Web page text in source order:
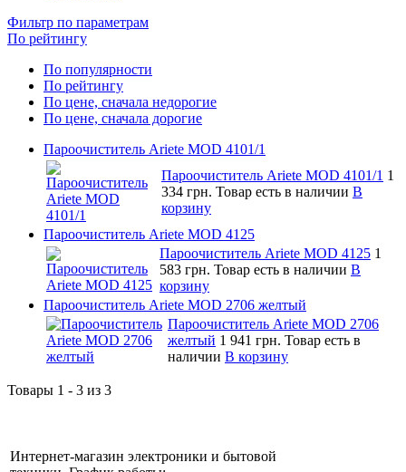
Фильтр по параметрам
По рейтингу
По популярности
По рейтингу
По цене, сначала недорогие
По цене, сначала дорогие
Пароочиститель Ariete MOD 4101/1
Пароочиститель Ariete MOD 4101/1 1
334 грн. Товар есть в наличии В
корзину
Пароочиститель Ariete MOD 4125
Пароочиститель Ariete MOD 4125 1
583 грн. Товар есть в наличии В
корзину
Пароочиститель Ariete MOD 2706 желтый
Пароочиститель Ariete MOD 2706
желтый 1 941 грн. Товар есть в
наличии В корзину
Товары 1 - 3 из 3
Интернет-магазин электроники и бытовой